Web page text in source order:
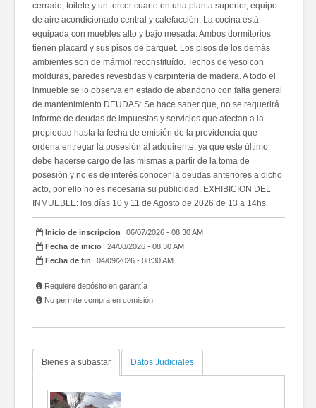
cerrado, toilete y un tercer cuarto en una planta superior, equipo
de aire acondicionado central y calefacción. La cocina está
equipada con muebles alto y bajo mesada. Ambos dormitorios
tienen placard y sus pisos de parquet. Los pisos de los demás
ambientes son de mármol reconstituído. Techos de yeso con
molduras, paredes revestidas y carpintería de madera. A todo el
inmueble se lo observa en estado de abandono con falta general
de mantenimiento DEUDAS: Se hace saber que, no se requerirá
informe de deudas de impuestos y servicios que afectan a la
propiedad hasta la fecha de emisión de la providencia que
ordena entregar la posesión al adquirente, ya que este último
debe hacerse cargo de las mismas a partir de la toma de
posesión y no es de interés conocer la deudas anteriores a dicho
acto, por ello no es necesaria su publicidad. EXHIBICION DEL
INMUEBLE: los días 10 y 11 de Agosto de 2026 de 13 a 14hs.
Inicio de inscripcion
06/07/2026 - 08:30 AM
Fecha de inicio
24/08/2026 - 08:30 AM
Fecha de fin
04/09/2026 - 08:30 AM
Requiere depósito en garantía
No permite compra en comisión
Bienes a subastar Datos Judiciales